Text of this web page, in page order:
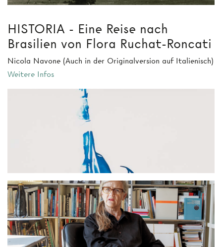
HISTORIA - Eine Reise nach
Brasilien von Flora Ruchat-Roncati
Nicola Navone (Auch in der Originalversion auf Italienisch)
Weitere Infos